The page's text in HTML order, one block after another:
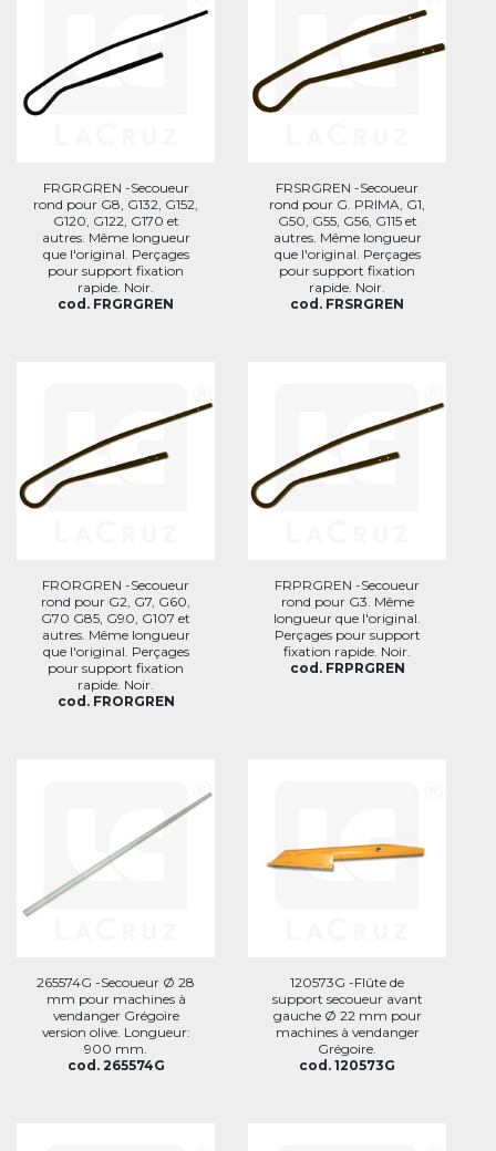
FRGRGREN -Secoueur
rond pour G8, G132, G152,
G120, G122, G170 et
autres. Même longueur
que l'original. Perçages
pour support fixation
rapide. Noir.
cod. FRGRGREN
FRSRGREN -Secoueur
rond pour G. PRIMA, G1,
G50, G55, G56, G115 et
autres. Même longueur
que l'original. Perçages
pour support fixation
rapide. Noir.
cod. FRSRGREN
FRORGREN -Secoueur
rond pour G2, G7, G60,
G70 G85, G90, G107 et
autres. Même longueur
que l'original. Perçages
pour support fixation
rapide. Noir.
cod. FRORGREN
FRPRGREN -Secoueur
rond pour G3. Même
longueur que l'original.
Perçages pour support
fixation rapide. Noir.
cod. FRPRGREN
265574G -Secoueur Ø 28
mm pour machines à
vendanger Grégoire
version olive. Longueur:
900 mm.
cod. 265574G
120573G -Flûte de
support secoueur avant
gauche Ø 22 mm pour
machines à vendanger
Grégoire.
cod. 120573G